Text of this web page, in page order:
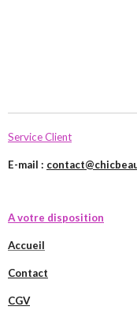
Service Client
E-mail :
A votre disposition
Accueil
Contact
CGV